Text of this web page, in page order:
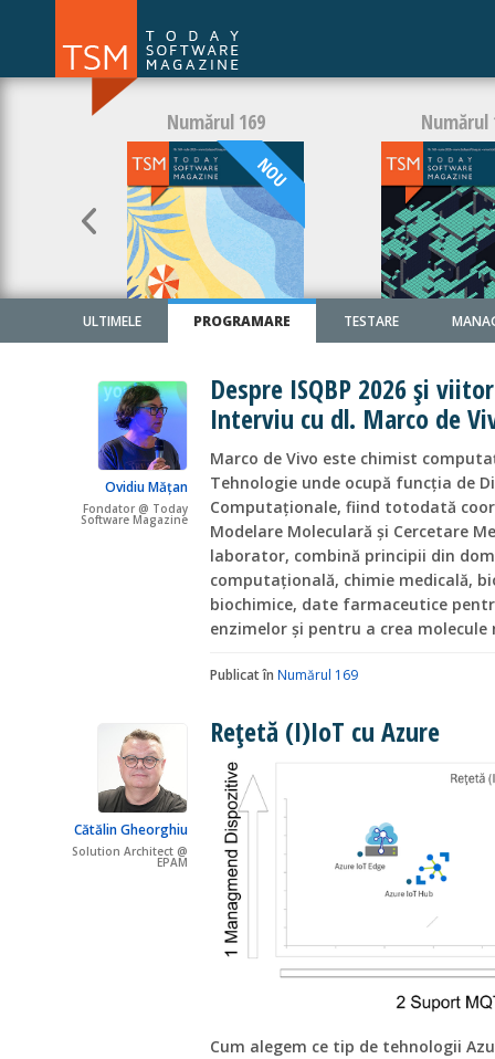
NOU
Numărul 169 Numărul
ULTIMELE
PROGRAMARE TESTARE
Ovidiu Mățan
Fondator @ Today
Software Magazine
Despre ISQBP 2026 și
Interviu cu dl. Marco de
Marco de Vivo este chimist
Tehnologie unde ocupă funcția de
Computaționale, fiind totodată
Modelare Moleculară și Cercetare
laborator, combină principii din
computațională, chimie medicală,
biochimice, date farmaceutice
enzimelor și pentru a crea molecule
Publicat în Numărul 169
Cătălin Gheorghiu
Solution Architect @
EPAM
Rețetă (I)IoT cu Azure
Cum alegem ce tip de tehnologii